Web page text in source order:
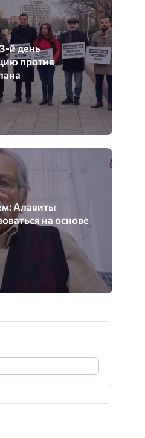
й день
против
Алавиты
на основе